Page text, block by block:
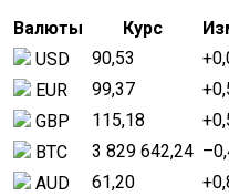
Валюты Курс
USD
90,53
EUR
99,37
GBP
115,18
BTC
3 829 642,24
AUD
61,20